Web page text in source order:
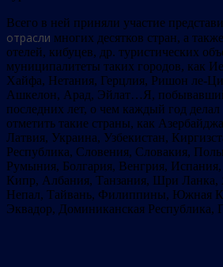
Всего в ней приняли участие
отрасли многих десятков стран, а
отелей, кибуцев, др. туристических
муниципалитеты таких городов, как
Хайфа, Нетания, Герцлия, Ришон ле-
Ашкелон, Арад, Эйлат…Я, побывавший
последних лет, о чем каждый год
отметить такие страны, как
Латвия, Украина, Узбекистан,
Республика, Словения, Словакия,
Румыния, Болгария, Венгрия,
Кипр, Албания, Танзания, Шри Ланка,
Непал, Тайвань, Филиппины, Южная
Эквадор, Доминиканская Республика,